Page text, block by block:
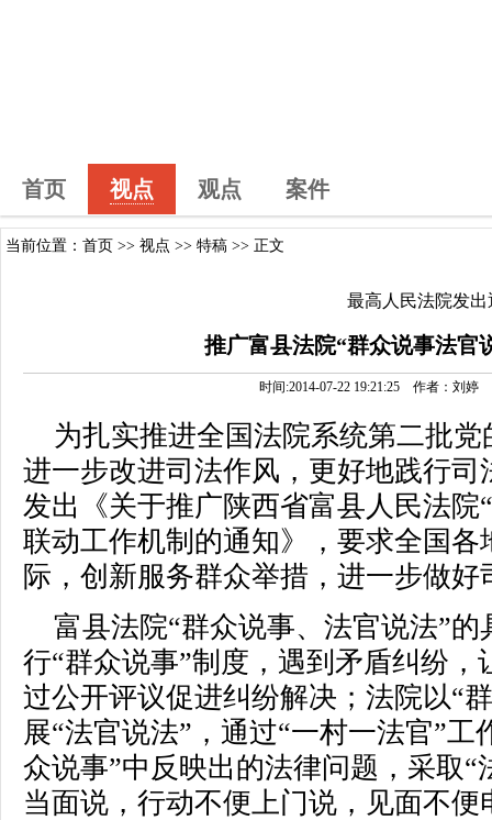
首页 视点 观点 案件
当前位置： 首页 >> 视点 >> 特稿 >> 正文
最高人民法院发出
推广富县法院“群众说事法官
时间:2014-07-22 19:21:25 作者：刘婷
为扎实推进全国法院系统第二批
进一步改进司法作风，更好地践行
发出《关于推广陕西省富县人民法院
联动工作机制的通知》，要求全国
际，创新服务群众举措，进一步做
富县法院“群众说事、法官说法”
行“群众说事”制度，遇到矛盾纠纷
过公开评议促进纠纷解决；法院以“
展“法官说法”，通过“一村一法官”
众说事”中反映出的法律问题，采取
当面说，行动不便上门说，见面不